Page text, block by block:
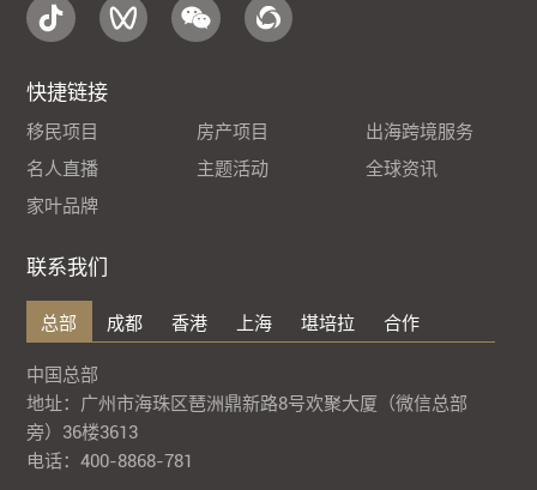
快捷链接
移民项目 房产项目
出海跨境服务
名人直播
主题活动
全球资讯
家叶品牌
联系我们
总部 成都 香港 上海 堪培拉 合作
中国总部
地址：广州市海珠区琶洲鼎新路8号欢聚大厦（微信总部
旁）36楼3613
电话：400-8868-781